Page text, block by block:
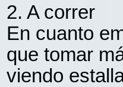
2. A correr
En cuanto
que tomar
viendo